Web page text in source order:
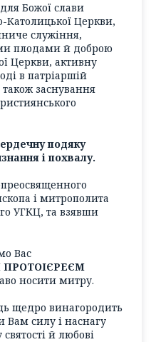
Божої слави
Католицької Церкви,
служіння,
плодами й доброю
Церкви, активну
в патріаршій
також заснування
подяку
і похвалу.
і митрополита
УГКЦ, та взявши
Вас
носити митру.
щедро винагородить
силу і наснагу
й любові